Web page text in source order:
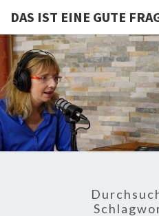
DAS IST EINE GUTE